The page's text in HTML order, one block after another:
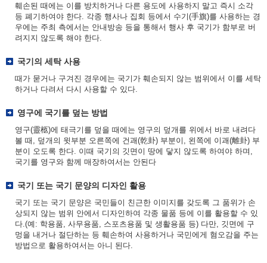
훼손된 때에는 이를 방치하거나 다른 용도에 사용하지 말고 즉시 소각
등 폐기하여야 한다. 각종 행사나 집회 등에서 수기(手旗)를 사용하는 경
우에는 주최 측에서는 안내방송 등을 통해서 행사 후 국기가 함부로 버
려지지 않도록 해야 한다.
국기의 세탁 사용
때가 묻거나 구겨진 경우에는 국기가 훼손되지 않는 범위에서 이를 세탁
하거나 다려서 다시 사용할 수 있다.
영구에 국기를 덮는 방법
영구(靈柩)에 태극기를 덮을 때에는 영구의 덮개를 위에서 바로 내려다
볼 때, 덮개의 윗부분 오른쪽에 건괘(乾卦) 부분이, 왼쪽에 이괘(離卦) 부
분이 오도록 한다. 이때 국기의 깃면이 땅에 닿지 않도록 하여야 하며,
국기를 영구와 함께 매장하여서는 안된다
국기 또는 국기 문양의 디자인 활용
국기 또는 국기 문양은 국민들이 친근한 이미지를 갖도록 그 품위가 손
상되지 않는 범위 안에서 디자인하여 각종 물품 등에 이를 활용할 수 있
다.(예: 학용품, 사무용품, 스포츠용품 및 생활용품 등) 다만, 깃면에 구
멍을 내거나 절단하는 등 훼손하여 사용하거나 국민에게 혐오감을 주는
방법으로 활용하여서는 아니 된다.